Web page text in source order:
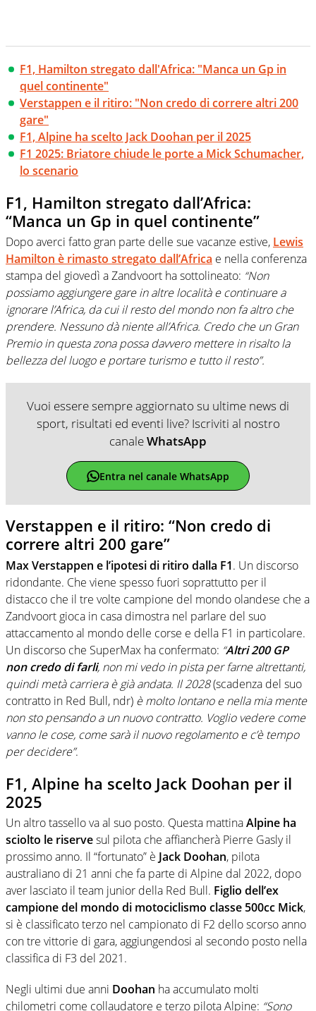
F1, Hamilton stregato dall'Africa: "Manca un Gp in
quel continente"
Verstappen e il ritiro: "Non credo di correre altri 200
gare"
F1, Alpine ha scelto Jack Doohan per il 2025
F1 2025: Briatore chiude le porte a Mick Schumacher,
lo scenario
F1, Hamilton stregato dall’Africa:
“Manca un Gp in quel continente”
Dopo averci fatto gran parte delle sue vacanze estive, Lewis
Hamilton è rimasto stregato dall’Africa e nella conferenza
stampa del giovedì a Zandvoort ha sottolineato: “Non
possiamo aggiungere gare in altre località e continuare a
ignorare l’Africa, da cui il resto del mondo non fa altro che
prendere. Nessuno dà niente all’Africa. Credo che un Gran
Premio in questa zona possa davvero mettere in risalto la
bellezza del luogo e portare turismo e tutto il resto”.
Vuoi essere sempre aggiornato su ultime news di
sport, risultati ed eventi live? Iscriviti al nostro
canaleWhatsApp
Entra nel canale WhatsApp
Verstappen e il ritiro: “Non credo di
correre altri 200 gare”
Max Verstappen e l’ipotesi di ritiro dalla F1. Un discorso
ridondante. Che viene spesso fuori soprattutto per il
distacco che il tre volte campione del mondo olandese che a
Zandvoort gioca in casa dimostra nel parlare del suo
attaccamento al mondo delle corse e della F1 in particolare.
Un discorso che SuperMax ha confermato: “Altri 200 GP
non credo di farli, non mi vedo in pista per farne altrettanti,
quindi metà carriera è già andata. Il 2028(scadenza del suo
contratto in Red Bull, ndr) è molto lontano e nella mia mente
non sto pensando a un nuovo contratto. Voglio vedere come
vanno le cose, come sarà il nuovo regolamento e c’è tempo
per decidere”.
F1, Alpine ha scelto Jack Doohan per il
2025
Un altro tassello va al suo posto. Questa mattinaAlpine ha
sciolto le riservesul pilota che affiancherà Pierre Gasly il
prossimo anno. Il “fortunato” è Jack Doohan, pilota
australiano di 21 anni che fa parte di Alpine dal 2022, dopo
aver lasciato il team junior della Red Bull. Figlio dell’ex
campione del mondo di motociclismo classe 500cc Mick,
si è classificato terzo nel campionato di F2 dello scorso anno
con tre vittorie di gara, aggiungendosi al secondo posto nella
classifica di F3 del 2021.
Negli ultimi due anni Doohan ha accumulato molti
chilometri come collaudatore e terzo pilota Alpine: “Sono